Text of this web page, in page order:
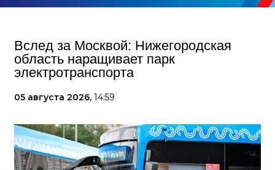
Вслед за Москвой: Нижегородская
область наращивает парк
электротранспорта
05 августа 2026, 14:59